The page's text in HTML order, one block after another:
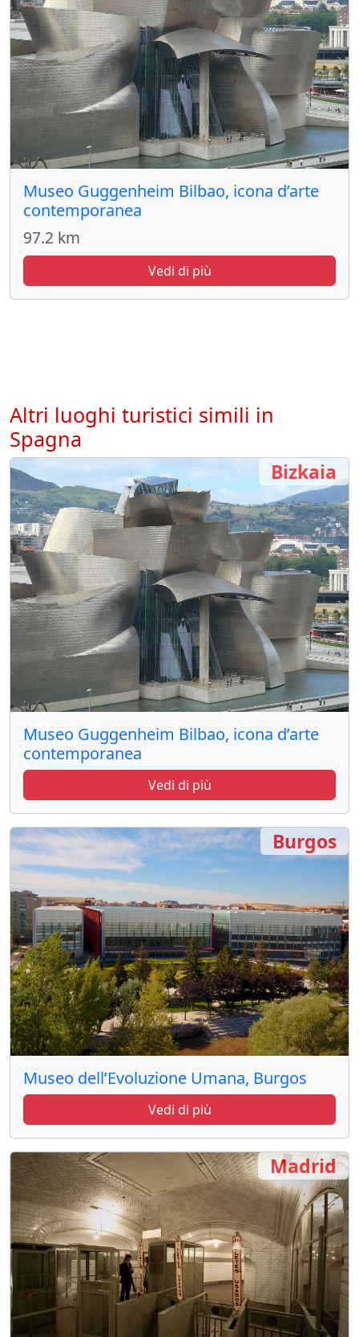
Museo Guggenheim Bilbao, icona d’arte
contemporanea
97.2 km
Vedi di più
Altri luoghi turistici simili in
Spagna
Museo Guggenheim Bilbao, icona d’arte
contemporanea
Vedi di più
Bizkaia
Museo dell’Evoluzione Umana, Burgos
Vedi di più
Burgos
Madrid